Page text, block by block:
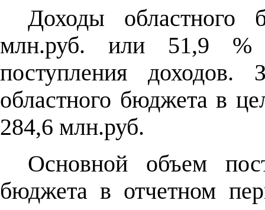
Доходы областного
млн.руб. или 51,9 %
поступления
областного бюджета в
284,6 млн.руб.
Основной объем
бюджета в отчетном